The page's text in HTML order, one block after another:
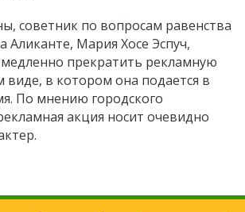
советник по вопросам равенства
Аликанте, Мария Хосе Эспуч,
прекратить рекламную
в котором она подается в
По мнению городского
акция носит очевидно